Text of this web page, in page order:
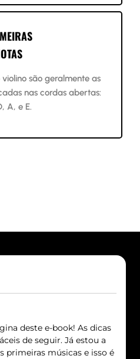
são geralmente as
nas cordas abertas:
A, e E.
deste e-book! As dicas
de seguir. Já estou a
primeiras músicas e isso é